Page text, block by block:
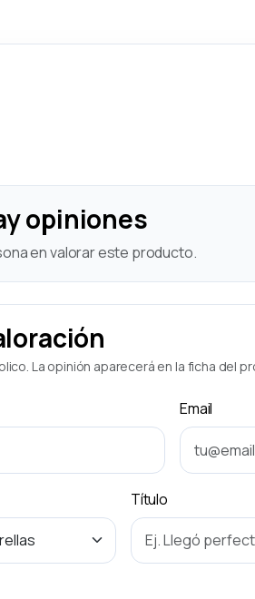
opiniones
en valorar este producto.
La opinión aparecerá en la ficha del
Email
Título